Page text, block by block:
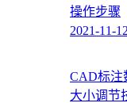
操作步骤
2021-11-
CAD标注
大小调节